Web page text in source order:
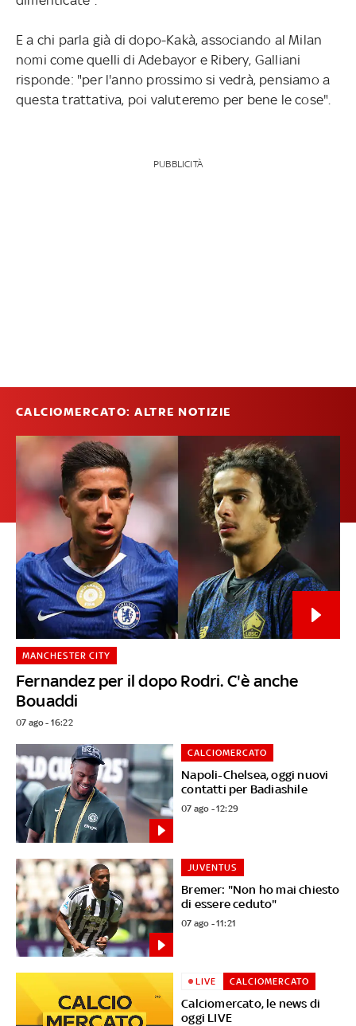
E a chi parla già di dopo-Kakà, associando al Milan
nomi come quelli di Adebayor e Ribery, Galliani
risponde: "per l'anno prossimo si vedrà, pensiamo a
questa trattativa, poi valuteremo per bene le cose".
PUBBLICITÀ
CALCIOMERCATO: ALTRE NOTIZIE
Fernandez per il dopo Rodri. C'è anche
Bouaddi
MANCHESTER CITY
07 ago - 16:22
Napoli-Chelsea, oggi nuovi
contatti per Badiashile
CALCIOMERCATO
07 ago - 12:29
Bremer: "Non ho mai chiesto
di essere ceduto"
JUVENTUS
07 ago - 11:21
Calciomercato, le news di
oggi LIVE
LIVE CALCIOMERCATO